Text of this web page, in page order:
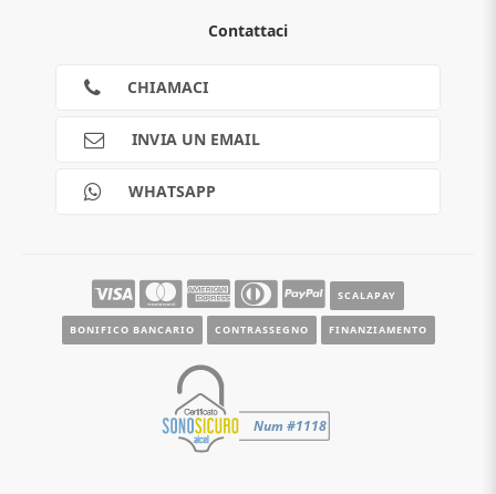
Guida all'acquisto
Scalapay
Contattaci
CHIAMACI
INVIA UN EMAIL
WHATSAPP
SCALAPAY
BONIFICO BANCARIO CONTRASSEGNO FINANZIAMENTO